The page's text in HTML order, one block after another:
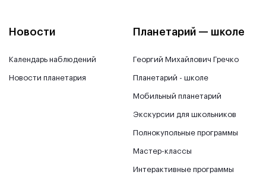
Новости
Календарь наблюдений
Новости планетария
Планетарий — школе
Георгий Михайлович Гречко
Планетарий - школе
Мобильный планетарий
Экскурсии для школьников
Полнокупольные программы
Мастер-классы
Интерактивные программы